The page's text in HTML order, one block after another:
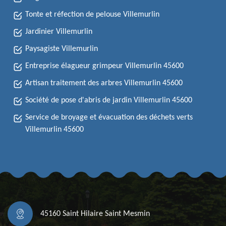
Tonte et réfection de pelouse Villemurlin
Jardinier Villemurlin
Paysagiste Villemurlin
Entreprise élagueur grimpeur Villemurlin 45600
Artisan traitement des arbres Villemurlin 45600
Société de pose d'abris de jardin Villemurlin 45600
Service de broyage et évacuation des déchets verts
Villemurlin 45600
45160 Saint Hilaire Saint Mesmin